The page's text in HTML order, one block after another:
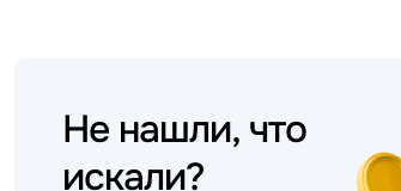
Не нашли, что
искали?